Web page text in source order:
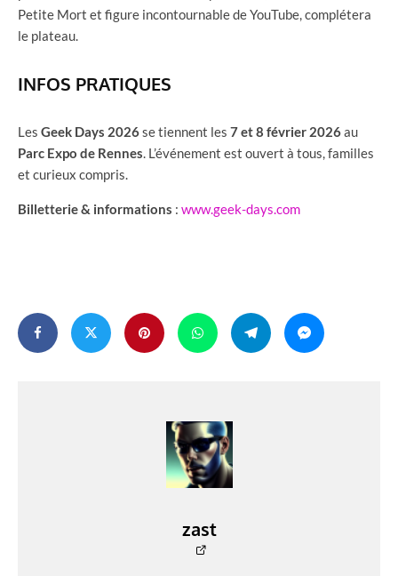
Petite Mort et figure incontournable de YouTube, complétera
le plateau.
INFOS PRATIQUES
Les Geek Days 2026se tiennent les 7 et 8 février 2026au
Parc Expo de Rennes. L’événement est ouvert à tous, familles
et curieux compris.
Billetterie & informations : www.geek-days.com
zast